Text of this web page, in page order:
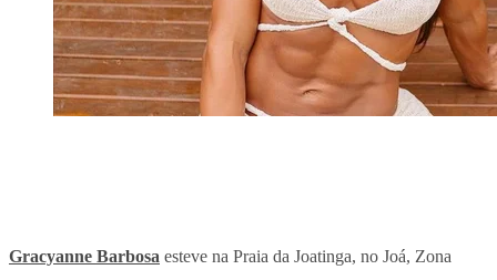
Gracyanne Barbosa esteve na Praia da Joatinga, no Joá, Zona